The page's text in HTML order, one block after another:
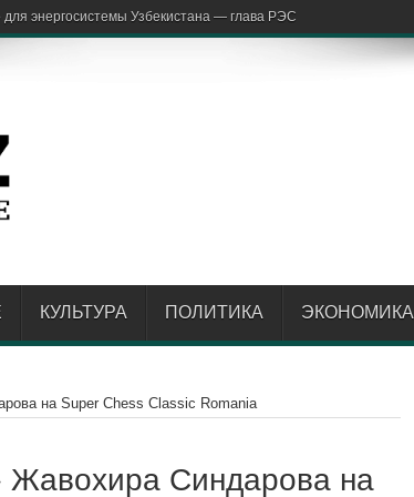
КУЛЬТУРА ПОЛИТИКА ЭКОНОМИКА
на Super Chess Classic Romania
Синдарова на